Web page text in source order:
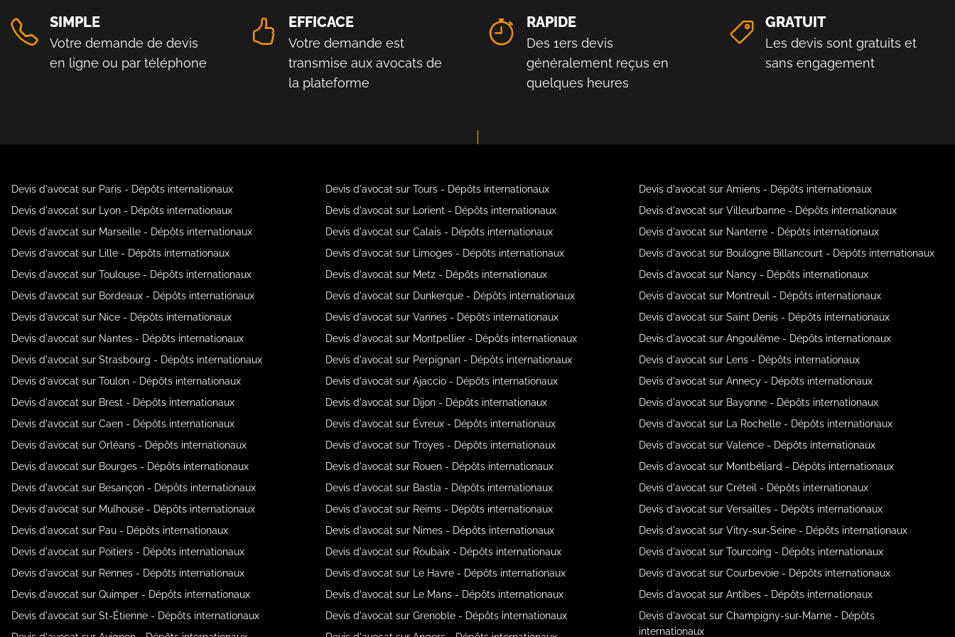
SIMPLE
Votre demande de devis
en ligne ou par téléphone
EFFICACE
Votre demande est
transmise aux avocats de
la plateforme
RAPIDE
Des 1ers devis
généralement reçus en
quelques heures
GRATUIT
Les devis sont gratuits et
sans engagement
Devis d'avocat sur Paris - Dépôts internationaux
Devis d'avocat sur Lyon - Dépôts internationaux
Devis d'avocat sur Marseille - Dépôts internationaux
Devis d'avocat sur Lille - Dépôts internationaux
Devis d'avocat sur Toulouse - Dépôts internationaux
Devis d'avocat sur Bordeaux - Dépôts internationaux
Devis d'avocat sur Nice - Dépôts internationaux
Devis d'avocat sur Nantes - Dépôts internationaux
Devis d'avocat sur Strasbourg - Dépôts internationaux
Devis d'avocat sur Toulon - Dépôts internationaux
Devis d'avocat sur Brest - Dépôts internationaux
Devis d'avocat sur Caen - Dépôts internationaux
Devis d'avocat sur Orléans - Dépôts internationaux
Devis d'avocat sur Bourges - Dépôts internationaux
Devis d'avocat sur Besançon - Dépôts internationaux
Devis d'avocat sur Mulhouse - Dépôts internationaux
Devis d'avocat sur Pau - Dépôts internationaux
Devis d'avocat sur Poitiers - Dépôts internationaux
Devis d'avocat sur Rennes - Dépôts internationaux
Devis d'avocat sur Quimper - Dépôts internationaux
Devis d'avocat sur St-Étienne - Dépôts internationaux
Devis d'avocat sur Tours - Dépôts internationaux
Devis d'avocat sur Lorient - Dépôts internationaux
Devis d'avocat sur Calais - Dépôts internationaux
Devis d'avocat sur Limoges - Dépôts internationaux
Devis d'avocat sur Metz - Dépôts internationaux
Devis d'avocat sur Dunkerque - Dépôts internationaux
Devis d'avocat sur Vannes - Dépôts internationaux
Devis d'avocat sur Montpellier - Dépôts internationaux
Devis d'avocat sur Perpignan - Dépôts internationaux
Devis d'avocat sur Ajaccio - Dépôts internationaux
Devis d'avocat sur Dijon - Dépôts internationaux
Devis d'avocat sur Évreux - Dépôts internationaux
Devis d'avocat sur Troyes - Dépôts internationaux
Devis d'avocat sur Rouen - Dépôts internationaux
Devis d'avocat sur Bastia - Dépôts internationaux
Devis d'avocat sur Reims - Dépôts internationaux
Devis d'avocat sur Nimes - Dépôts internationaux
Devis d'avocat sur Roubaix - Dépôts internationaux
Devis d'avocat sur Le Havre - Dépôts internationaux
Devis d'avocat sur Le Mans - Dépôts internationaux
Devis d'avocat sur Grenoble - Dépôts internationaux
Devis d'avocat sur Amiens - Dépôts internationaux
Devis d'avocat sur Villeurbanne - Dépôts internationaux
Devis d'avocat sur Nanterre - Dépôts internationaux
Devis d'avocat sur Boulogne Billancourt - Dépôts internationaux
Devis d'avocat sur Nancy - Dépôts internationaux
Devis d'avocat sur Montreuil - Dépôts internationaux
Devis d'avocat sur Saint Denis - Dépôts internationaux
Devis d'avocat sur Angoulême - Dépôts internationaux
Devis d'avocat sur Lens - Dépôts internationaux
Devis d'avocat sur Annecy - Dépôts internationaux
Devis d'avocat sur Bayonne - Dépôts internationaux
Devis d'avocat sur La Rochelle - Dépôts internationaux
Devis d'avocat sur Valence - Dépôts internationaux
Devis d'avocat sur Montbéliard - Dépôts internationaux
Devis d'avocat sur Créteil - Dépôts internationaux
Devis d'avocat sur Versailles - Dépôts internationaux
Devis d'avocat sur Vitry-sur-Seine - Dépôts internationaux
Devis d'avocat sur Tourcoing - Dépôts internationaux
Devis d'avocat sur Courbevoie - Dépôts internationaux
Devis d'avocat sur Antibes - Dépôts internationaux
Devis d'avocat sur Champigny-sur-Marne - Dépôts
internationaux